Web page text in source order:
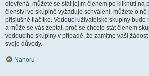
otevřená, můžete se stát jejím členem po kliknutí na
členství ve skupině vyžaduje schválení, můžete o
příslušné tlačítko. Vedoucí uživatelské skupiny bude
a může se vás zeptat, proč se chcete stát členem
vedoucího skupiny v případě, že zamítne vaši
svoje důvody.
Nahoru